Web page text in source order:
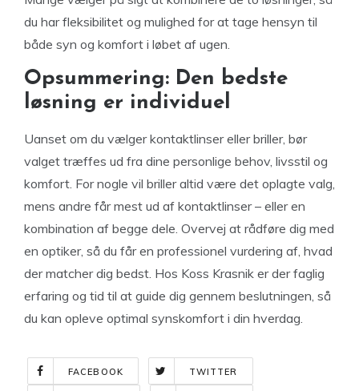
du har fleksibilitet og mulighed for at tage hensyn til
både syn og komfort i løbet af ugen.
Opsummering: Den bedste
løsning er individuel
Uanset om du vælger kontaktlinser eller briller, bør
valget træffes ud fra dine personlige behov, livsstil og
komfort. For nogle vil briller altid være det oplagte valg,
mens andre får mest ud af kontaktlinser – eller en
kombination af begge dele. Overvej at rådføre dig med
en optiker, så du får en professionel vurdering af, hvad
der matcher dig bedst. Hos Koss Krasnik er der faglig
erfaring og tid til at guide dig gennem beslutningen, så
du kan opleve optimal synskomfort i din hverdag.
FACEBOOK TWITTER